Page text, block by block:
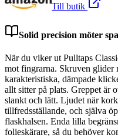
Till butik
Solid precision möter
När du viker ut Pulltaps
mot fingrarna. Skruven
karakteristiska, dämpade
allt sitter på plats. Greppet är
slankt och lätt. Ljudet när
tillfredsställande, och själva
flaskhalsen. Enda lilla
folieskärare, så du behöver